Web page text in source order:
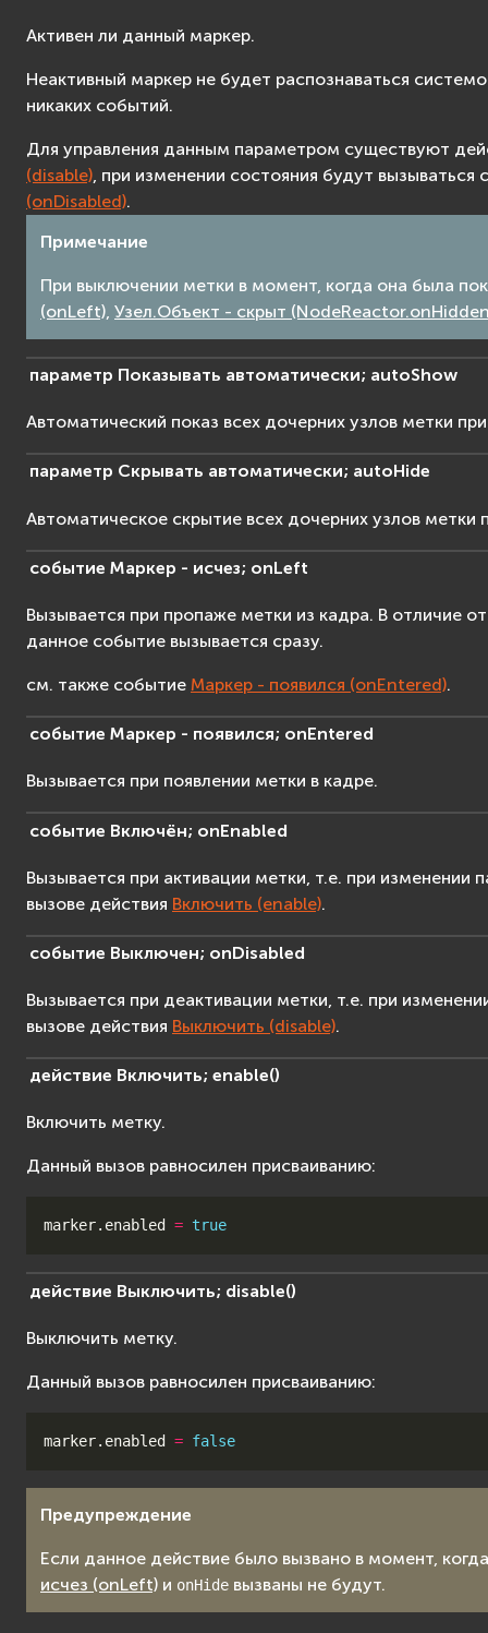
Активен ли данный маркер.
Неактивный маркер не будет распознаваться
никаких событий.
Для управления данным параметром существуют
(disable), при изменении состояния будут вызываться
(onDisabled).
Примечание
При выключении метки в момент, когда она была
(onLeft), Узел.Объект - скрыт
параметр Показывать автоматически; autoShow
Автоматический показ всех дочерних узлов метки
параметр Скрывать автоматически; autoHide
Автоматическое скрытие всех дочерних узлов метки
событие Маркер - исчез; onLeft
Вызывается при пропаже метки из кадра. В отличие
данное событие вызывается сразу.
см. также событие Маркер - появился (onEntered).
событие Маркер - появился; onEntered
Вызывается при появлении метки в кадре.
событие Включён; onEnabled
Вызывается при активации метки, т.е. при изменении
вызове действия Включить (enable).
событие Выключен; onDisabled
Вызывается при деактивации метки, т.е. при
вызове действия Выключить (disable).
действие Включить; enable()
Включить метку.
Данный вызов равносилен присваиванию:
marker. enabled = true
действие Выключить; disable()
Выключить метку.
Данный вызов равносилен присваиванию:
marker. enabled = false
Предупреждение
Если данное действие было вызвано в момент,
исчез (onLeft) и onHide вызваны не будут.